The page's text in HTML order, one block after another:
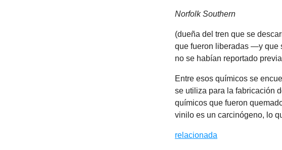
Norfolk Southern
(dueña del tren que se
que fueron liberadas —y que
no se habían reportado
Entre esos químicos se
se utiliza para la fabricación
químicos que fueron
vinilo es un carcinógeno, lo
relacionada